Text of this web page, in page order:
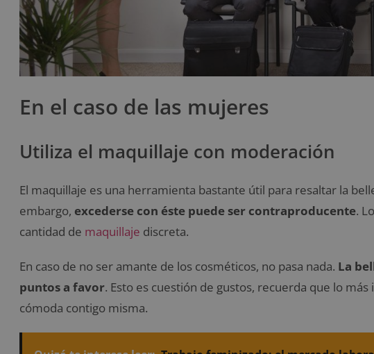
En el caso de las mujeres
Utiliza el maquillaje con moderación
El maquillaje es una herramienta bastante útil para resaltar la
embargo, excederse con éste puede ser contraproducente.
cantidad de maquillaje discreta.
En caso de no ser amante de los cosméticos, no pasa nada. La
puntos a favor. Esto es cuestión de gustos, recuerda que lo
cómoda contigo misma.